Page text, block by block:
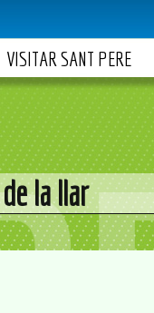
VISITAR SANT PERE
la llar